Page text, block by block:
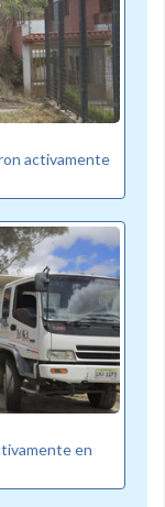
activamente
en